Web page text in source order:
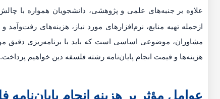
علاوه بر جنبه‌های علمی و پژوهشی، دانشجویان همواره با
ازجمله تهیه منابع، نرم‌افزارهای مورد نیاز، هزینه‌های
مشاوران، موضوعی اساسی است که باید با برنامه‌ریزی دقیق
هزینه‌ها و قیمت انجام پایان‌نامه رشته فلسفه دین خواهیم پرداخت.
عوامل مؤثر بر هزینه انجام پایان‌نامه